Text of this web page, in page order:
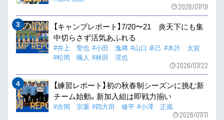
2026/07/19
【キャンプレポート】7/20〜21 炎天下にも集
中切らさず活気あふれる
#井上 聖也 #小田 逸稀 #山口 卓己 #木許 太賀
#松岡 颯人 #林田 滉也
2026/07/22
【練習レポート】初の秋春制シーズンに挑む新
チーム始動。新加入組は即戦力揃い
#吉岡 宗重 #四方田 修平 #小澤 正風
2026/07/11